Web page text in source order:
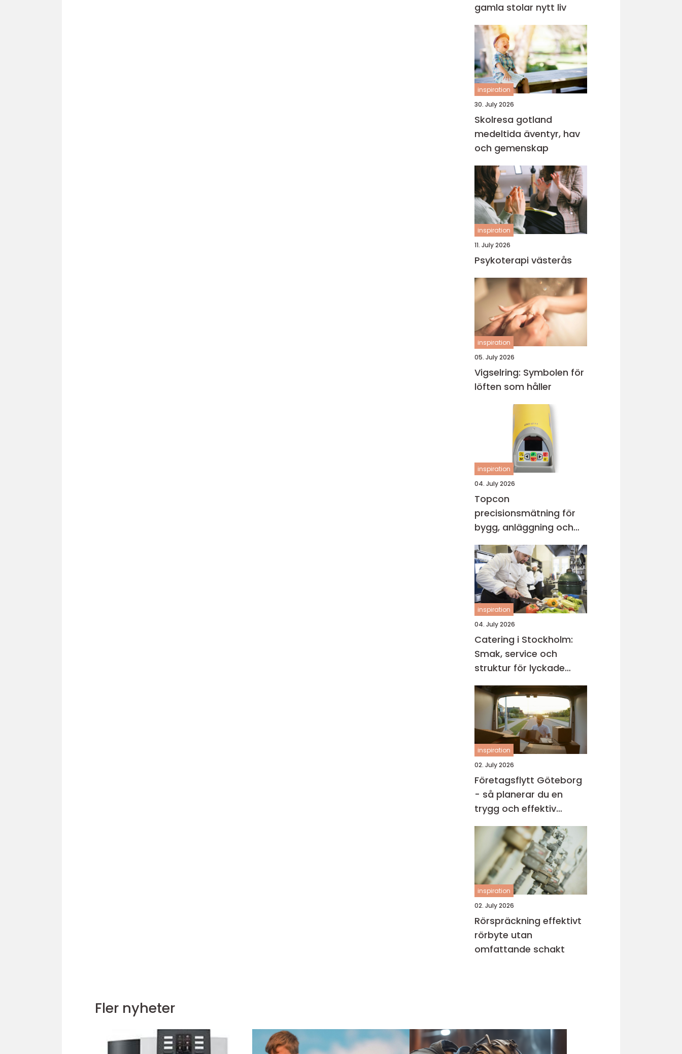
gamla stolar nytt liv
inspiration
30. July 2026
Skolresa gotland
medeltida äventyr, hav
och gemenskap
inspiration
11. July 2026
Psykoterapi västerås
inspiration
05. July 2026
Vigselring: Symbolen för
löften som håller
inspiration
04. July 2026
Topcon
precisionsmätning för
bygg, anläggning och
industri
inspiration
04. July 2026
Catering i Stockholm:
Smak, service och
struktur för lyckade
evenemang
inspiration
02. July 2026
Företagsflytt Göteborg
- så planerar du en
trygg och effektiv
kontorsflytt
inspiration
02. July 2026
Rörspräckning effektivt
rörbyte utan
omfattande schakt
Fler nyheter